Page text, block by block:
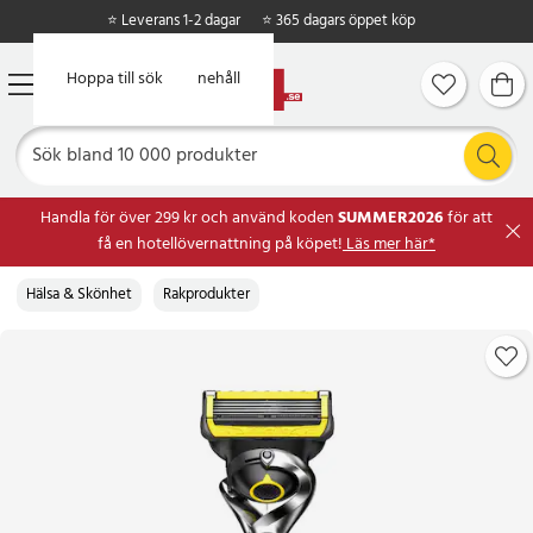
Hoppa till huvudinnehåll
Hoppa till sök
⭐ Leverans 1-2 dagar ⭐ 365 dagars öppet köp
Handla för över 299 kr och använd kodenSUMMER2026för att
få en hotellövernattning på köpet!Läs mer här*
Hälsa & Skönhet Rakprodukter